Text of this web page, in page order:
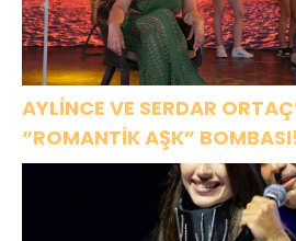
AYLİNCE VE SERDAR
“ROMANTİK AŞK” BOMBASI!